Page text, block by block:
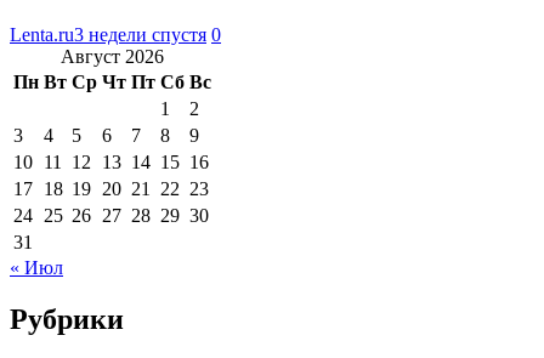
Lenta.ru3 недели спустя 0
Август 2026
Пн Вт Ср Чт Пт Сб Вс
1
2
3
4 5 6 7 8
9
10 11 12 13 14 15 16
17 18 19 20 21 22 23
24 25 26 27 28 29 30
31
« Июл
Рубрики